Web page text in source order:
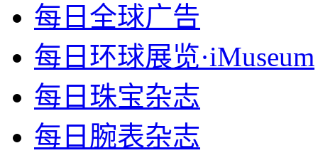
每日全球广告
每日环球展览·iMuseum
每日珠宝杂志
每日腕表杂志